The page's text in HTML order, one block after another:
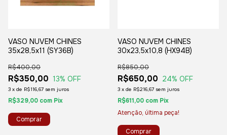
VASO NUVEM CHINES
35x28,5x11 (SY36B)
R$350,00
R$400,00
13% OFF
3 x de R$116,67 sem juros
R$329,00 com Pix
VASO NUVEM CHINES
30x23,5x10,8 (HX94B)
R$650,00
R$850,00
24% OFF
3 x de R$216,67 sem juros
R$611,00 com Pix
Atenção, última peça!